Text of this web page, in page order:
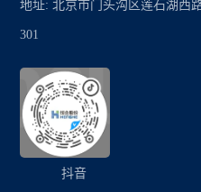
抖音
地址: 北京市门头沟区莲石湖西
301